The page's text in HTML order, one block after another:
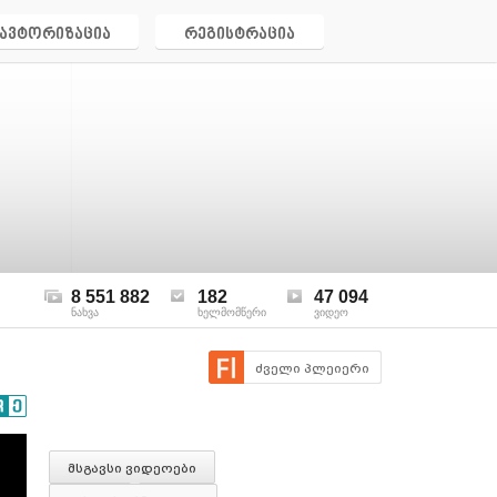
ავტორიზაცია რეგისტრაცია
8 551 882
ნახვა
182
ხელმომწერი
47 094
ვიდეო
ძველი პლეიერი
მსგავსი ვიდეოები